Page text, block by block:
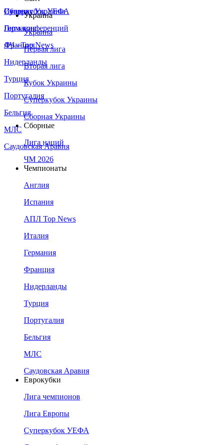
Сборная Украины
Италия
Германия
Франция
Нидерланды
Турция
Португалия
Бельгия
МЛС
Саудовская Аравия
Суперкубок УЕФА
Лига конференций
ЛЧ - Top News
Украина
Украина
Первая лига
Вторая лига
Кубок Украины
Суперкубок Украины
Сборная Украины
Сборные
Лига наций
ЧМ 2026
Чемпионаты
Англия
Испания
АПЛ Top News
Италия
Германия
Франция
Нидерланды
Турция
Португалия
Бельгия
МЛС
Саудовская Аравия
Еврокубки
Лига чемпионов
Лига Европы
Суперкубок УЕФА